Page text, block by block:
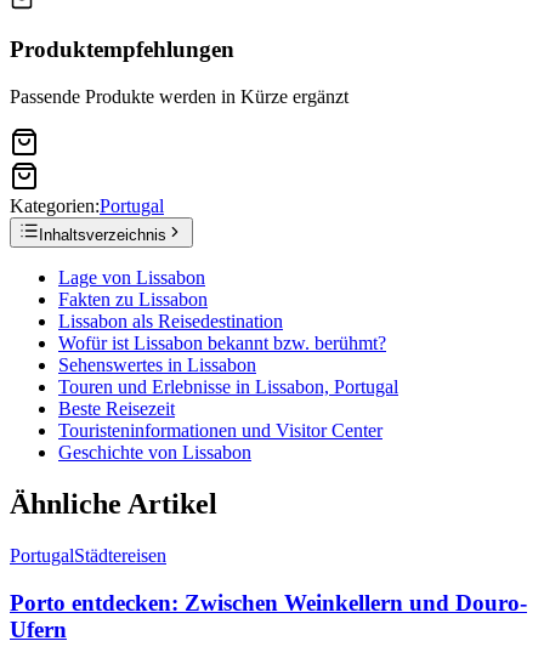
Produktempfehlungen
Passende Produkte werden in Kürze ergänzt
Kategorien:Portugal
Inhaltsverzeichnis
Lage von Lissabon
Fakten zu Lissabon
Lissabon als Reisedestination
Wofür ist Lissabon bekannt bzw. berühmt?
Sehenswertes in Lissabon
Touren und Erlebnisse in Lissabon, Portugal
Beste Reisezeit
Touristeninformationen und Visitor Center
Geschichte von Lissabon
Ähnliche Artikel
PortugalStädtereisen
Porto entdecken: Zwischen Weinkellern und Douro-
Ufern